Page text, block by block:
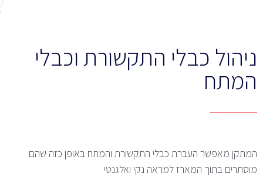
ניהול כבלי התקשורת וכבלי
המתח
המתקן מאפשר העברת כבלי התקשורת והמתח באופן כזה שהם
מוסתרים בתוך המארז למראה נקי ואלגנטי